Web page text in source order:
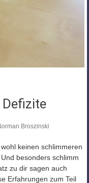
Broszinski
keinen schlimmeren
besonders schlimm
zu dir sagen auch
Erfahrungen zum Teil